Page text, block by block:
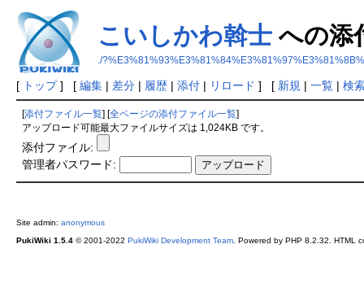
こいしかわ斡士への添
./
[ トップ] [ 編集| 差分| 履歴| 添付| リロード ] [ 新規 | 一覧| 検
添付ファイル一覧 全ページの添付ファイル一覧
アップロード可能最大ファイルサイズは 1,024KB です。
添付ファイル:
管理者パスワード:
Site admin: anonymous
PukiWiki 1.5.4© 2001-2022 PukiWiki Development Team. Powered by PHP 8.2.32. HTML